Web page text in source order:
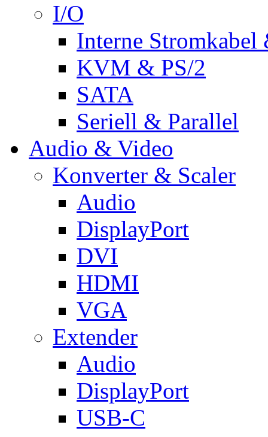
I/O
Interne Stromkabel
KVM & PS/2
SATA
Seriell & Parallel
Audio & Video
Konverter & Scaler
Audio
DisplayPort
DVI
HDMI
VGA
Extender
Audio
DisplayPort
USB-C